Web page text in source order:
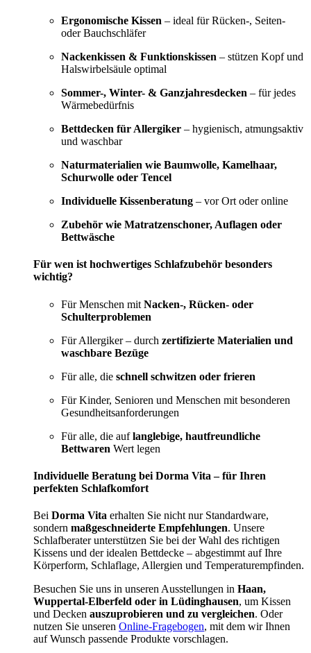
Ergonomische Kissen – ideal für Rücken-, Seiten-
oder Bauchschläfer
Nackenkissen & Funktionskissen – stützen Kopf und
Halswirbelsäule optimal
Sommer-, Winter- & Ganzjahresdecken – für jedes
Wärmebedürfnis
Bettdecken für Allergiker – hygienisch, atmungsaktiv
und waschbar
Naturmaterialien wie Baumwolle, Kamelhaar,
Schurwolle oder Tencel
Individuelle Kissenberatung – vor Ort oder online
Zubehör wie Matratzenschoner, Auflagen oder
Bettwäsche
Für wen ist hochwertiges Schlafzubehör besonders
wichtig?
Für Menschen mit Nacken-, Rücken- oder
Schulterproblemen
Für Allergiker – durch zertifizierte Materialien und
waschbare Bezüge
Für alle, die schnell schwitzen oder frieren
Für Kinder, Senioren und Menschen mit besonderen
Gesundheitsanforderungen
Für alle, die auflanglebige, hautfreundliche
Bettwaren Wert legen
Individuelle Beratung bei Dorma Vita – für Ihren
perfekten Schlafkomfort
Bei Dorma Vita erhalten Sie nicht nur Standardware,
sondern maßgeschneiderte Empfehlungen. Unsere
Schlafberater unterstützen Sie bei der Wahl des richtigen
Kissens und der idealen Bettdecke – abgestimmt auf Ihre
Körperform, Schlaflage, Allergien und Temperaturempfinden.
Besuchen Sie uns in unseren Ausstellungen in Haan,
Wuppertal-Elberfeld oder in Lüdinghausen, um Kissen
und Decken auszuprobieren und zu vergleichen. Oder
nutzen Sie unseren Online-Fragebogen, mit dem wir Ihnen
auf Wunsch passende Produkte vorschlagen.